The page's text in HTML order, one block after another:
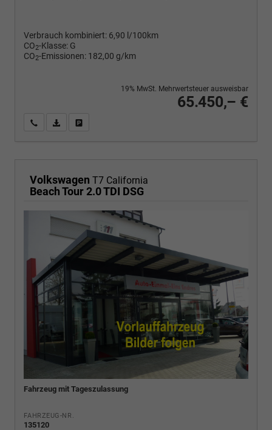
Verbrauch kombiniert: 6,90 l/100km
CO2-Klasse: G
CO2-Emissionen: 182,00 g/km
65.450,– €
19% MwSt. Mehrwertsteuer ausweisbar
Wir rufen Sie anPDF-Fahrzeugexposé drucken
Volkswagen T7 California
Beach Tour 2.0 TDI DSG
Fahrzeug mit Tageszulassung
FAHRZEUG-NR.
135120